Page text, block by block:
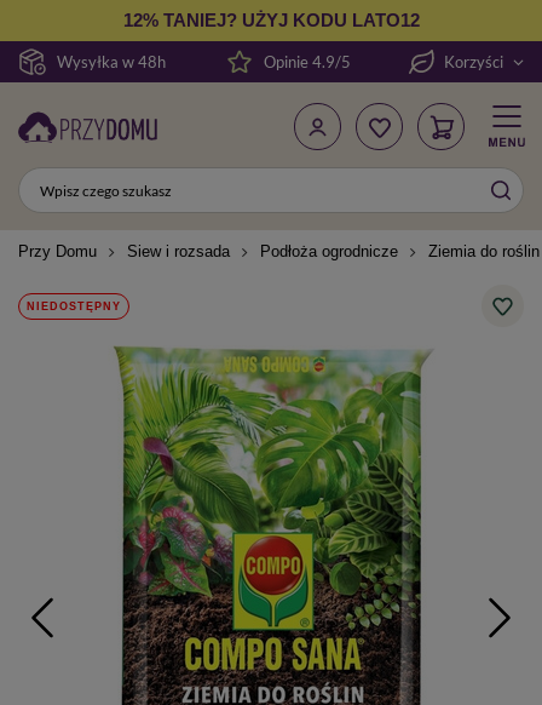
Wysyłka w 48h
12% TANIEJ? UŻYJ KODU LATO12
Opinie 4.9/5 Korzyści
Przy Domu Siew i rozsada Podłoża ogrodnicze Ziemia do
NIEDOSTĘPNY